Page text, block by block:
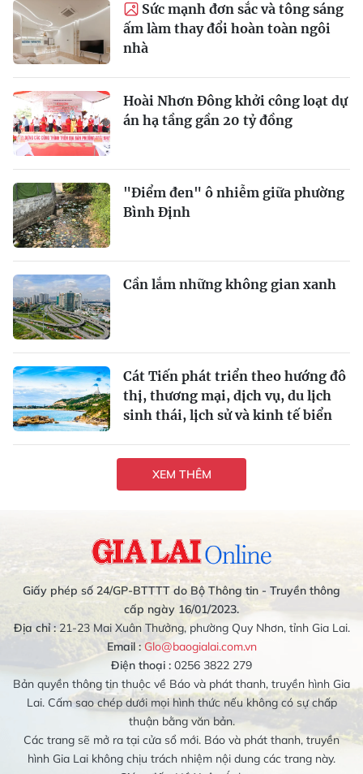
Sức mạnh đơn sắc và tông sáng
ấm làm thay đổi hoàn toàn ngôi
nhà
Hoài Nhơn Đông khởi công loạt dự
án hạ tầng gần 20 tỷ đồng
"Điểm đen" ô nhiễm giữa phường
Bình Định
Cần lắm những không gian xanh
Cát Tiến phát triển theo hướng đô
thị, thương mại, dịch vụ, du lịch
sinh thái, lịch sử và kinh tế biển
XEM THÊM
Giấy phép số 24/GP-BTTTT do Bộ Thông tin - Truyền thông
cấp ngày 16/01/2023.
Địa chỉ :21-23 Mai Xuân Thưởng, phường Quy Nhơn, tỉnh Gia Lai.
Email : Glo@baogialai.com.vn
Điện thoại : 0256 3822 279
Bản quyền thông tin thuộc về Báo và phát thanh, truyền hình Gia
Lai. Cấm sao chép dưới mọi hình thức nếu không có sự chấp
thuận bằng văn bản.
Các trang sẽ mở ra tại cửa sổ mới. Báo và phát thanh, truyền
hình Gia Lai không chịu trách nhiệm nội dung các trang này.